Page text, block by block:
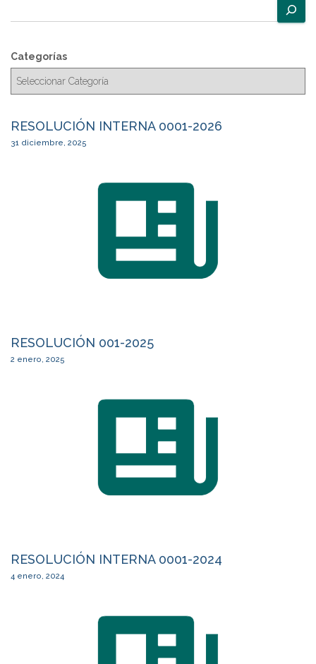
u
c
a
Categorías
RESOLUCIÓN INTERNA 0001-2026
31 diciembre, 2025
RESOLUCIÓN 001-2025
2 enero, 2025
RESOLUCIÓN INTERNA 0001-2024
4 enero, 2024